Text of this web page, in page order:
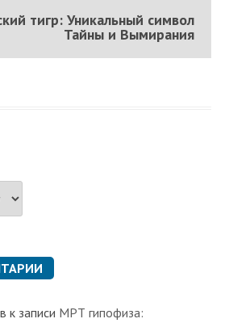
тигр: Уникальный символ
Тайны и Вымирания
к записи МРТ гипофиза: